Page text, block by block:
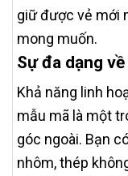
giữ được vẻ mới
mong muốn.
Sự đa dạng
Khả năng linh
mẫu mã là một
góc ngoài. Bạn
nhôm, thép